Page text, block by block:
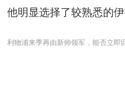
他明显选择了较熟悉的伊
利物浦来季再由新帅领军，能否立即